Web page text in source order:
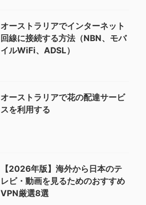
オーストラリアでインターネット
回線に接続する方法（NBN、モバ
イルWiFi、ADSL）
オーストラリアで花の配達サービ
スを利用する
【2026年版】海外から日本のテ
レビ・動画を見るためのおすすめ
VPN厳選8選